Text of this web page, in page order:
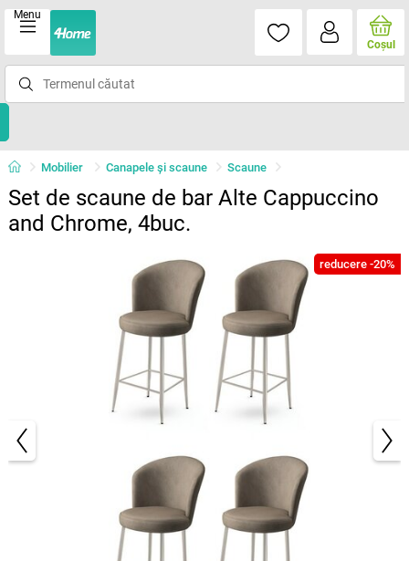
Menu
Coşul
Mobilier Canapele și scaune Scaune
Set de scaune de bar Alte Cappuccino
and Chrome, 4buc.
reducere -20%